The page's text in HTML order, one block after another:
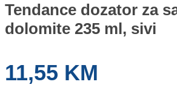
Tendance dozator za
dolomite 235 ml, sivi
11,55 KM